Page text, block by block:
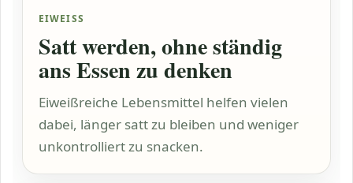
EIWEISS
Satt werden, ohne ständig
ans Essen zu denken
Eiweißreiche Lebensmittel helfen vielen
dabei, länger satt zu bleiben und weniger
unkontrolliert zu snacken.